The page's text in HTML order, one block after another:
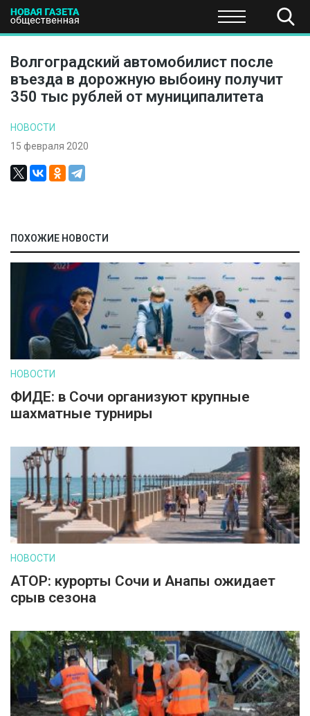
ПОЛИТИКА ЭКОНОМИКА НАУКА И
Волгоградский автомобилист после
въезда в дорожную выбоину получит
350 тыс рублей от муниципалитета
НОВОСТИ
15 февраля 2020
ПОХОЖИЕ НОВОСТИ
НОВОСТИ
ФИДЕ: в Сочи организуют крупные
шахматные турниры
НОВОСТИ
АТОР: курорты Сочи и Анапы ожидает
срыв сезона